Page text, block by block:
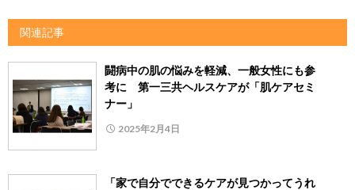
関連記事
闘病中の肌の悩みを軽減、一般女性にも参
考に 第一三共ヘルスケアが「肌ケアセミ
ナー」
2025年2月4日
「家で自分でできるケアが見つかってうれ